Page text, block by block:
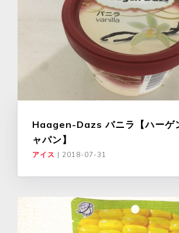
Haagen-Dazs バニラ【ハーゲ
ャパン】
アイス | 2018-07-31